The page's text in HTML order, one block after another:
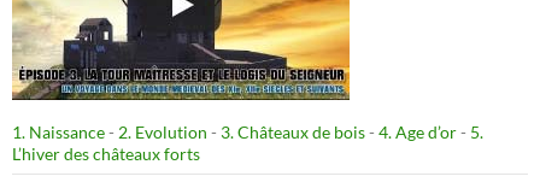
1. Naissance- 2. Evolution - 3. Châteaux de bois- 4. Age d’or- 5.
L’hiver des châteaux forts